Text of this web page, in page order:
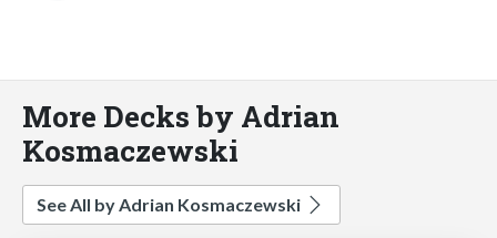
More Decks by Adrian
Kosmaczewski
See All by Adrian Kosmaczewski